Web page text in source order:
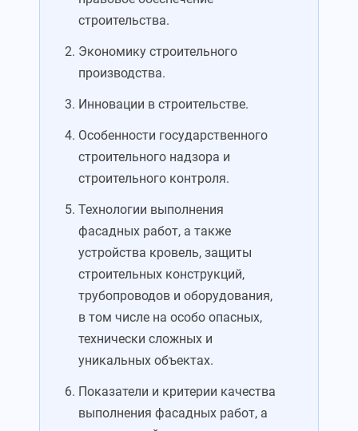
строительства.
Экономику строительного
производства.
Инновации в строительстве.
Особенности государственного
строительного надзора и
строительного контроля.
Технологии выполнения
фасадных работ, а также
устройства кровель, защиты
строительных конструкций,
трубопроводов и оборудования,
в том числе на особо опасных,
технически сложных и
уникальных объектах.
Показатели и критерии качества
выполнения фасадных работ, а